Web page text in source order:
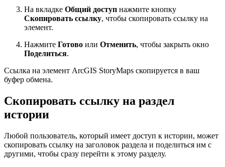
На вкладке Общий доступ нажмите кнопку
Скопировать ссылку, чтобы скопировать ссылку на
элемент.
Нажмите Готово или Отменить, чтобы закрыть окно
Поделиться.
Ссылка на элемент ArcGIS StoryMaps скопируется в ваш
буфер обмена.
Скопировать ссылку на раздел
истории
Любой пользователь, который имеет доступ к истории, может
скопировать ссылку на заголовок раздела и поделиться им с
другими, чтобы сразу перейти к этому разделу.